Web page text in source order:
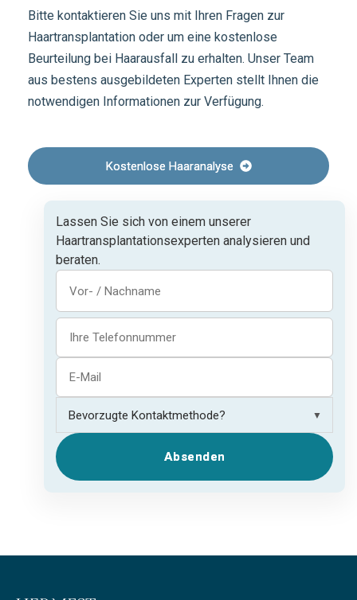
Bitte kontaktieren Sie uns mit Ihren Fragen zur
Haartransplantation oder um eine kostenlose
Beurteilung bei Haarausfall zu erhalten. Unser Team
aus bestens ausgebildeten Experten stellt Ihnen die
notwendigen Informationen zur Verfügung.
Kostenlose Haaranalyse
Lassen Sie sich von einem unserer
Haartransplantationsexperten analysieren und
beraten.
▼
Absenden